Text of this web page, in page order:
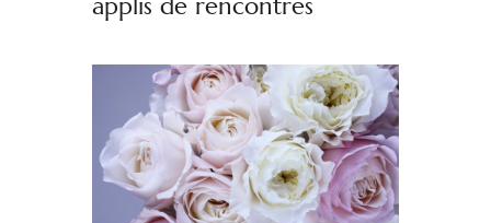
applis de rencontres